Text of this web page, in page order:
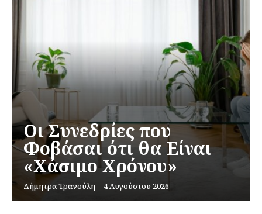
Εγγραφείτε τώρα!
Οι Συνεδρίες που
Φοβάσαι ότι θα Είναι
«Χάσιμο Χρόνου»
Δήμητρα Τρανούλη - 4 Αυγούστου 2026